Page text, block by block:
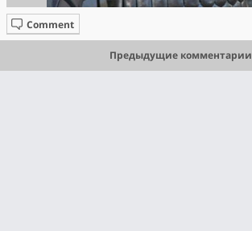
Comment
Предыдущие комментарии